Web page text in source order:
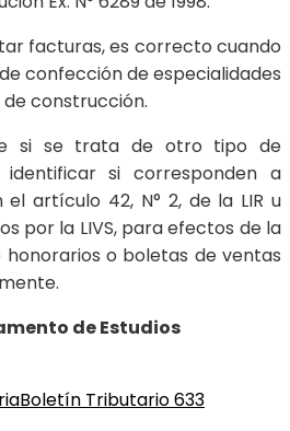
facturas, es correcto cuando
confección de especialidades
construcción.
si se trata de otro tipo de
identificar si corresponden a
artículo 42, N° 2, de la LIR u
por la LIVS, para efectos de la
o boletas de ventas
de Estudios
Boletín Tributario 633